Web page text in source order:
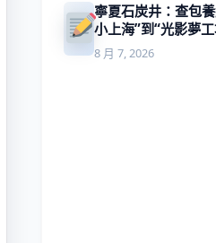
寧夏石炭井：查包
小上海”到“光影夢
8 月 7, 2026